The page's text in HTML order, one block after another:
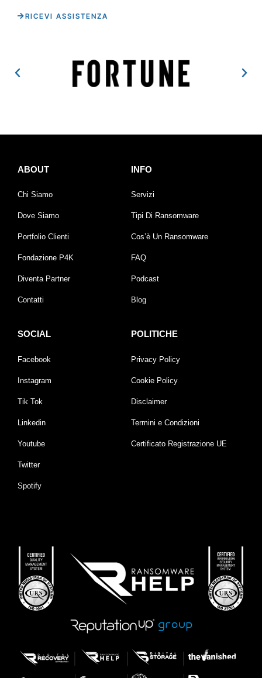
RICEVI ASSISTENZA
ABOUT
Chi Siamo
Dove Siamo
Portfolio Clienti
Fondazione P4K
Diventa Partner
Contatti
INFO
Servizi
Tipi Di Ransomware
Cos’è Un Ransomware
FAQ
Podcast
Blog
SOCIAL
Facebook
Instagram
Tik Tok
Linkedin
Youtube
Twitter
Spotify
POLITICHE
Privacy Policy
Cookie Policy
Disclaimer
Termini e Condizioni
Certificato Registrazione UE